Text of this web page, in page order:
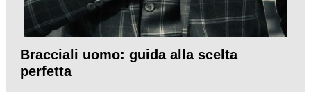
Bracciali uomo: guida alla scelta
perfetta